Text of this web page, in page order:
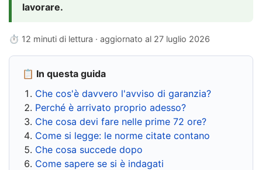
lavorare.
⏱ 12 minuti di lettura · aggiornato al 27 luglio 2026
📋 In questa guida
Che cos'è davvero l'avviso di garanzia?
Perché è arrivato proprio adesso?
Che cosa devi fare nelle prime 72 ore?
Come si legge: le norme citate contano
Che cosa succede dopo
Come sapere se si è indagati